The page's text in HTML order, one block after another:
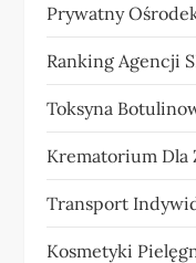
Prywatny
Ranking Agencji
Toksyna
Krematorium Dla
Transport
Kosmetyki